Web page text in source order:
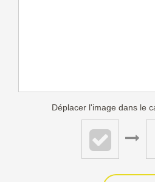
Déplacer l'image dans le